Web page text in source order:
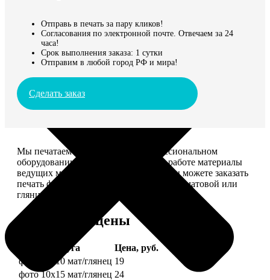
Отправь в печать за пару кликов!
Согласования по электронной почте. Отвечаем за 24
часа!
Срок выполнения заказа: 1 сутки
Отправим в любой город РФ и мира!
Сделать заказ
Мы печатаем фотографии на профессиональном
оборудовании Noritsu, используем в работе материалы
ведущих мировых производителей. Вы можете заказать
печать фотографий разных форматов на матовой или
глянцевой фотобумаге.
Форматы и цены
Услуга
Цена, руб.
фото 10х10 мат/глянец 19
фото 10х15 мат/глянец 24